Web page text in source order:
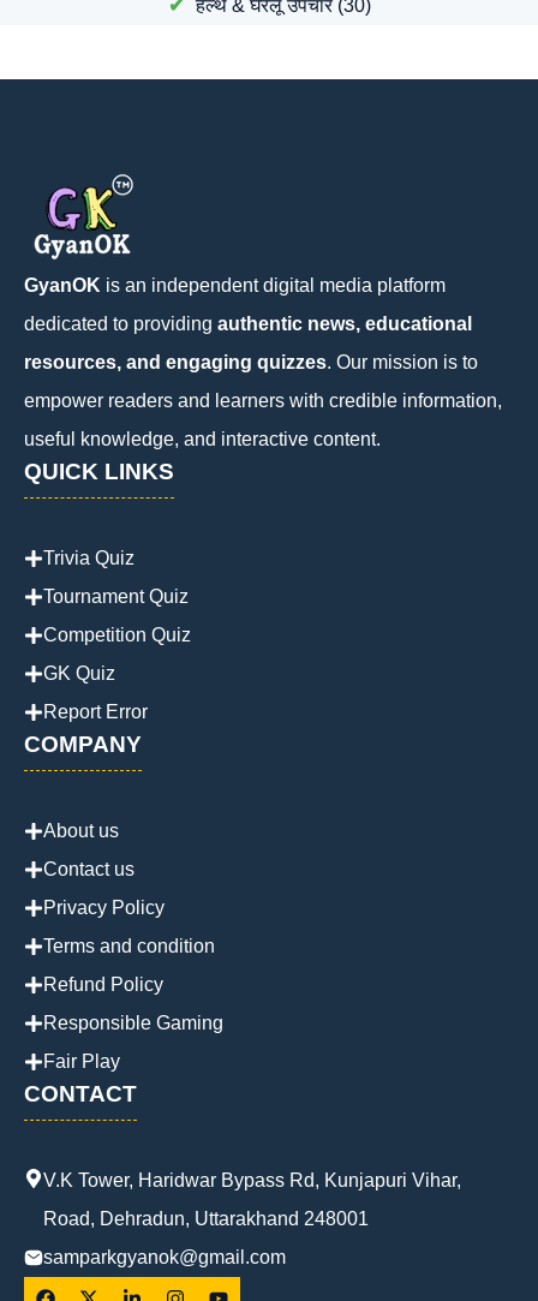
हेल्थ & घरेलू उपचार(30)
GyanOK is an independent digital media platform
dedicated to providing authentic news, educational
resources, and engaging quizzes. Our mission is to
empower readers and learners with credible information,
useful knowledge, and interactive content.
QUICK LINKS
Trivia Quiz
Tournament Quiz
Competition Quiz
GK Quiz
Report Error
COMPANY
About us
Contact us
Privacy Policy
Terms and condition
Refund Policy
Responsible Gaming
Fair Play
CONTACT
V.K Tower, Haridwar Bypass Rd, Kunjapuri Vihar,
Road, Dehradun, Uttarakhand 248001
samparkgyanok@gmail.com